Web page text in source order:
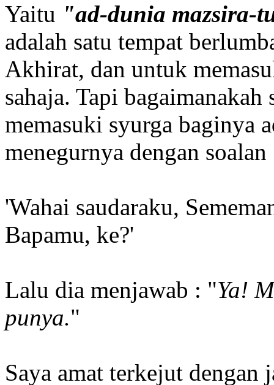
Yaitu "ad-dunia mazsira-
adalah satu tempat
Akhirat, dan untuk
sahaja. Tapi
memasuki syurga baginya
menegurnya dengan soalan
'Wahai saudaraku,
Bapamu, ke?'
Lalu dia menjawab : "Ya!
punya."
Saya amat terkejut